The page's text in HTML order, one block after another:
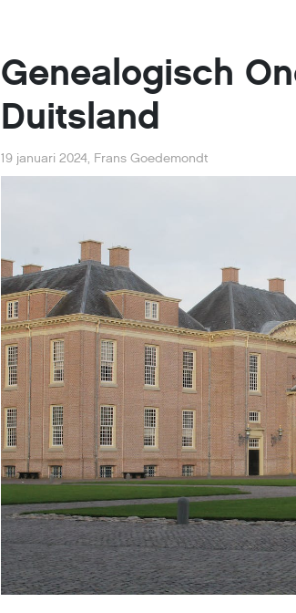
Genealogisch
Duitsland
19 januari 2024, Frans Goedemondt